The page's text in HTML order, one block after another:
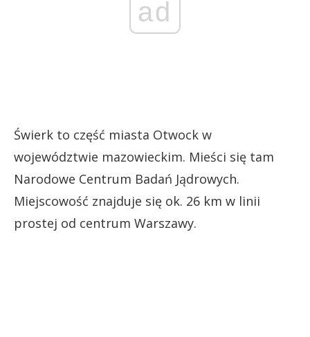
ad
Świerk to część miasta Otwock w
województwie mazowieckim. Mieści się tam
Narodowe Centrum Badań Jądrowych.
Miejscowość znajduje się ok. 26 km w linii
prostej od centrum Warszawy.